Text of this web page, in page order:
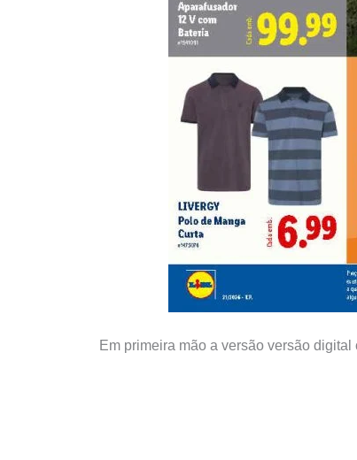
Em primeira mão a versão versão